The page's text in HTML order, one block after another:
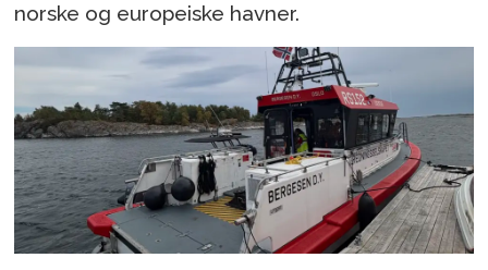
norske og europeiske havner.